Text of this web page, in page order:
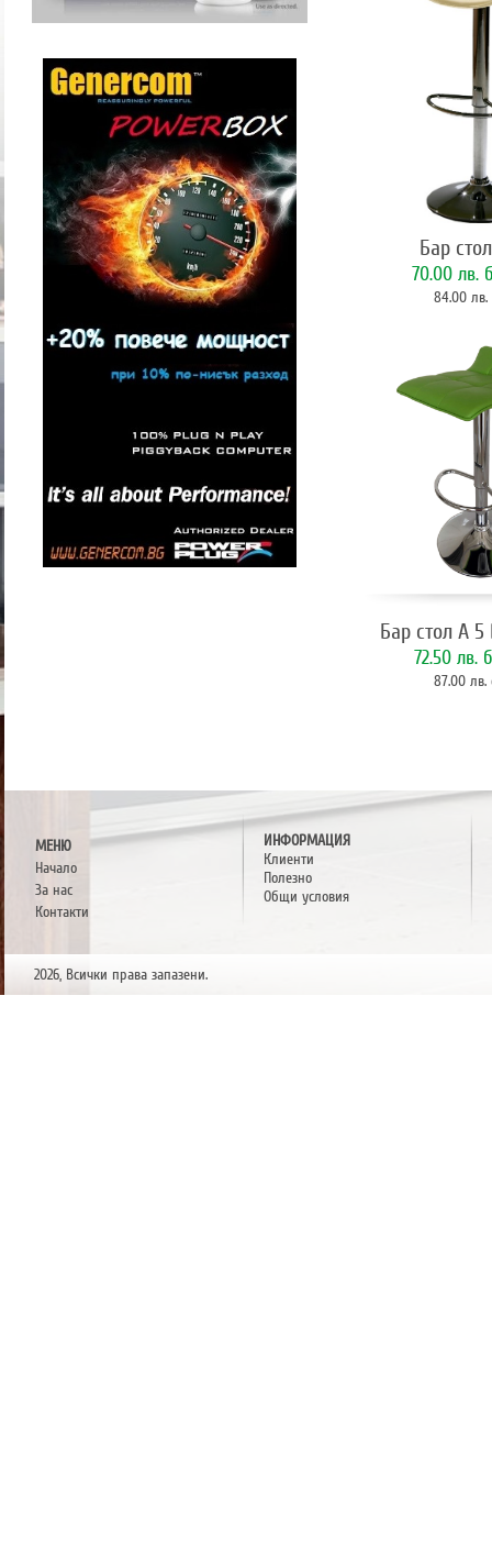
Бар
70.00 лв.
84.00 лв.
Бар стол A 5
72.50 лв.
87.00 лв.
МЕНЮ
Начало
За нас
Контакти
ИНФОРМАЦИЯ
Клиенти
Полезно
Общи условия
2026, Всички права запазени.